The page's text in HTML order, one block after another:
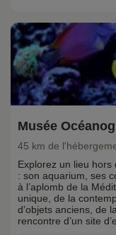
Musée
45 km de
Explorez un lieu
: son aquarium, ses
à l’aplomb de la
unique, de la
d’objets anciens, de
rencontre d’un site